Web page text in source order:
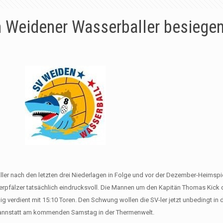
Wasserballer
nach den letzten drei Niederlagen in Folge und vor der Dezember-
tatsächlich eindrucksvoll. Die Mannen um den Kapitän Thomas Kick
verdient mit 15:10 Toren. Den Schwung wollen die SV-ler jetzt unbedingt in
am kommenden Samstag in der Thermenwelt.